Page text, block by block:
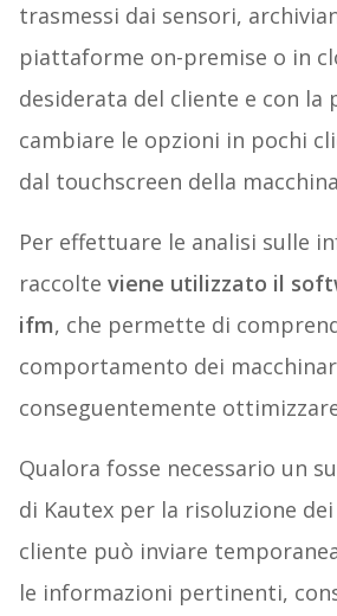
trasmessi dai sensori,
piattaforme on-premise o in
desiderata del cliente e con la
cambiare le opzioni in pochi
dal touchscreen della
Per effettuare le analisi sulle
raccolte viene utilizzato il
ifm, che permette di
comportamento dei
conseguentemente
Qualora fosse necessario un
di Kautex per la risoluzione
cliente può inviare
le informazioni pertinenti,